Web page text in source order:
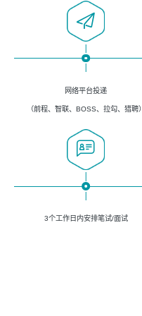
网络平台投递
（前程、智联、BOSS、拉勾、猎聘）
3个工作日内安排笔试/面试